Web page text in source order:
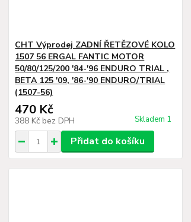
CHT Výprodej ZADNÍ ŘETĚZOVÉ KOLO
1507 56 ERGAL FANTIC MOTOR
50/80/125/200 '84-'96 ENDURO TRIAL ,
BETA 125 '09, '86-'90 ENDURO/TRIAL
(1507-56)
470 Kč
388 Kč bez DPH Skladem 1
Přidat do košíku